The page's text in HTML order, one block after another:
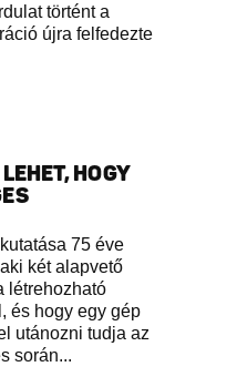
történt a
újra felfedezte
HOGY
75 éve
két alapvető
létrehozható
és hogy egy gép
utánozni tudja az
során...